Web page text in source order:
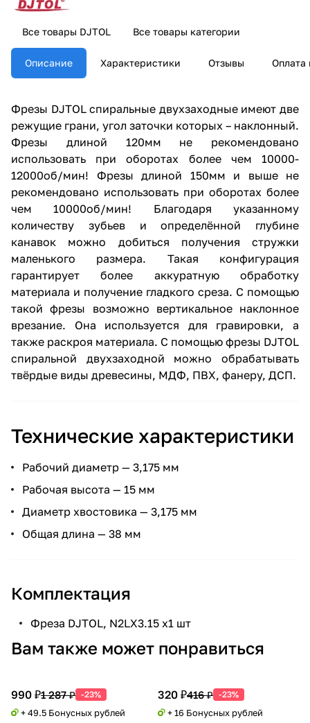
Все товары DJTOL Все товары категории
Описание Характеристики Отзывы Оплата
Фрезы DJTOL спиральные двухзаходные имеют две
режущие грани, угол заточки которых – наклонный.
Фрезы длиной 120мм не рекомендовано
использовать при оборотах более чем 10000-
12000об/мин! Фрезы длиной 150мм и выше не
рекомендовано использовать при оборотах более
чем 10000об/мин! Благодаря указанному
количеству зубьев и определённой глубине
канавок можно добиться получения стружки
маленького размера. Такая конфигурация
гарантирует более аккуратную обработку
материала и получение гладкого среза. С помощью
такой фрезы возможно вертикальное наклонное
врезание. Она используется для гравировки, а
также раскроя материала. С помощью фрезы DJTOL
спиральной двухзаходной можно обрабатывать
твёрдые виды древесины, МДФ, ПВХ, фанеру, ДСП.
Технические характеристики
Рабочий диаметр — 3,175 мм
Рабочая высота — 15 мм
Диаметр хвостовика — 3,175 мм
Общая длина — 38 мм
Комплектация
Фреза DJTOL, N2LX3.15 х1 шт
Вам также может понравиться
990 ₽1 287 ₽ -23%
+ 49.5 Бонусных рублей
320 ₽416 ₽ -23%
+ 16 Бонусных рублей